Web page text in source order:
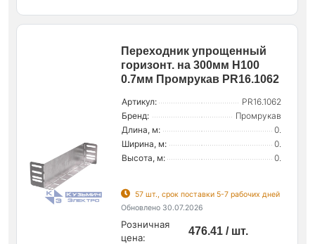
Переходник упрощенный
горизонт. на 300мм Н100
0.7мм Промрукав PR16.1062
Артикул:
PR16.1062
Бренд:
Промрукав
Длина, м:
0.
Ширина, м:
0.
Высота, м:
0.
57 шт., срок поставки 5-7 рабочих дней
Обновлено 30.07.2026
Розничная
цена:
476.41 / шт.